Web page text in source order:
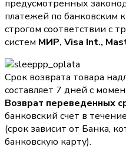
предусмотренных
платежей по банковским
строгом соответствии с
систем МИР, Visa Int.,
Срок возврата товара
составляет 7 дней с
Возврат переведенных
банковский счет в
(срок зависит от Банка,
банковскую карту).